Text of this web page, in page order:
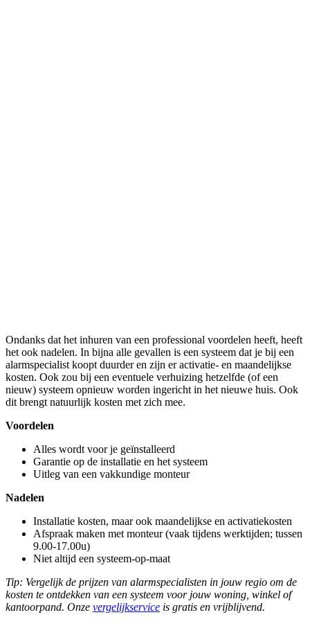
Ondanks dat het inhuren van een professional voordelen heeft, heeft
het ook nadelen. In bijna alle gevallen is een systeem dat je bij een
alarmspecialist koopt duurder en zijn er activatie- en maandelijkse
kosten. Ook zou bij een eventuele verhuizing hetzelfde (of een
nieuw) systeem opnieuw worden ingericht in het nieuwe huis. Ook
dit brengt natuurlijk kosten met zich mee.
Voordelen
Alles wordt voor je geïnstalleerd
Garantie op de installatie en het systeem
Uitleg van een vakkundige monteur
Nadelen
Installatie kosten, maar ook maandelijkse en activatiekosten
Afspraak maken met monteur (vaak tijdens werktijden; tussen
9.00-17.00u)
Niet altijd een systeem-op-maat
Tip: Vergelijk de prijzen van alarmspecialisten in jouw regio om de
kosten te ontdekken van een systeem voor jouw woning, winkel of
kantoorpand. Onze vergelijkservice is gratis en vrijblijvend.